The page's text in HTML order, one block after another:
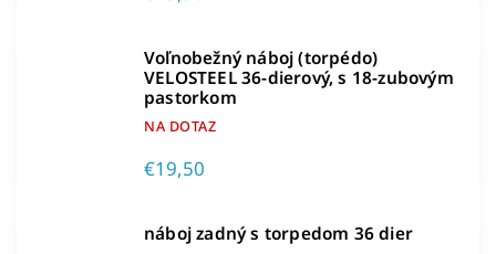
Voľnobežný náboj (torpédo)
VELOSTEEL 36-dierový, s 18-zubovým
pastorkom
NA DOTAZ
€19,50
náboj zadný s torpedom 36 dier